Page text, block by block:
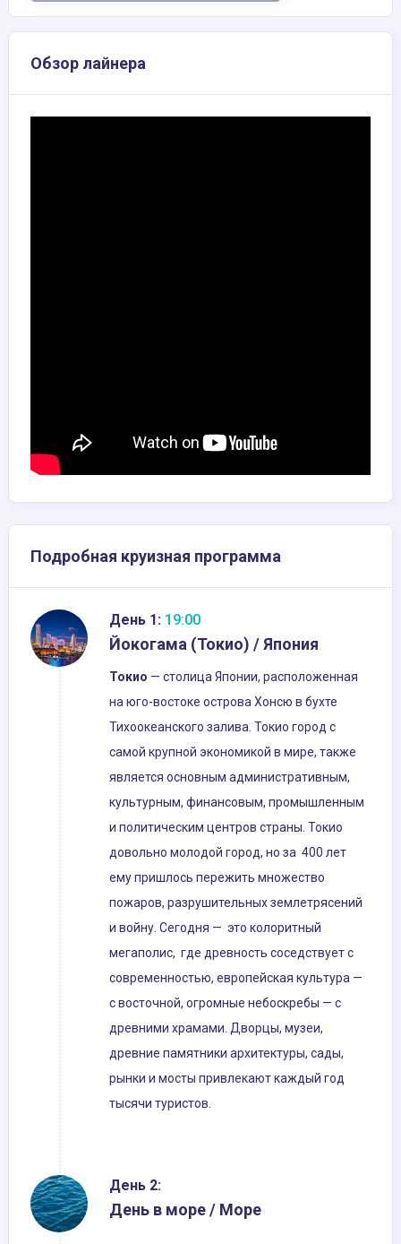
Обзор лайнера
Подробная круизная программа
День 1: 19:00
Йокогама (Токио) / Япония
Токио — столица Японии, расположенная
на юго-востоке острова Хонсю в бухте
Тихоокеанского залива. Токио город с
самой крупной экономикой в мире, также
является основным административным,
культурным, финансовым, промышленным
и политическим центров страны. Токио
довольно молодой город, но за 400 лет
ему пришлось пережить множество
пожаров, разрушительных землетрясений
и войну. Сегодня — это колоритный
мегаполис, где древность соседствует с
современностью, европейская культура —
с восточной, огромные небоскребы — с
древними храмами. Дворцы, музеи,
древние памятники архитектуры, сады,
рынки и мосты привлекают каждый год
тысячи туристов.
День 2:
День в море / Море